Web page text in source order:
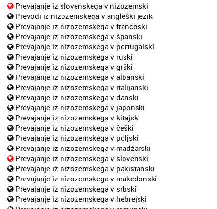
Prevajanje iz slovenskega v nizozemski
Prevodi iz nizozemskega v angleški jezik
Prevajanje iz nizozemskega v francoski
Prevajanje iz nizozemskega v španski
Prevajanje iz nizozemskega v portugalski
Prevajanje iz nizozemskega v ruski
Prevajanje iz nizozemskega v grški
Prevajanje iz nizozemskega v albanski
Prevajanje iz nizozemskega v italijanski
Prevajanje iz nizozemskega v danski
Prevajanje iz nizozemskega v japonski
Prevajanje iz nizozemskega v kitajski
Prevajanje iz nizozemskega v češki
Prevajanje iz nizozemskega v poljski
Prevajanje iz nizozemskega v madžarski
Prevajanje iz nizozemskega v slovenski
Prevajanje iz nizozemskega v pakistanski
Prevajanje iz nizozemskega v makedonski
Prevajanje iz nizozemskega v srbski
Prevajanje iz nizozemskega v hebrejski